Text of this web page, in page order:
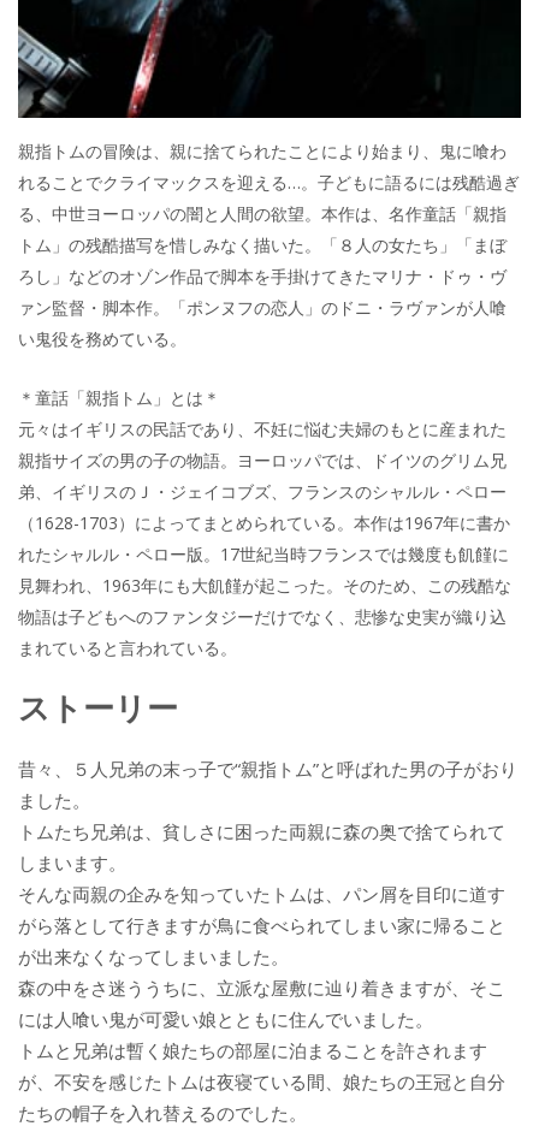
親指トムの冒険は、親に捨てられたことにより始まり、鬼に喰わ
れることでクライマックスを迎える…。子どもに語るには残酷過ぎ
る、中世ヨーロッパの闇と人間の欲望。本作は、名作童話「親指
トム」の残酷描写を惜しみなく描いた。「８人の女たち」「まぼ
ろし」などのオゾン作品で脚本を手掛けてきたマリナ・ドゥ・ヴ
ァン監督・脚本作。「ポンヌフの恋人」のドニ・ラヴァンが人喰
い鬼役を務めている。
＊童話「親指トム」とは＊
元々はイギリスの民話であり、不妊に悩む夫婦のもとに産まれた
親指サイズの男の子の物語。ヨーロッパでは、ドイツのグリム兄
弟、イギリスのＪ・ジェイコブズ、フランスのシャルル・ペロー
（1628-1703）によってまとめられている。本作は1967年に書か
れたシャルル・ペロー版。17世紀当時フランスでは幾度も飢饉に
見舞われ、1963年にも大飢饉が起こった。そのため、この残酷な
物語は子どもへのファンタジーだけでなく、悲惨な史実が織り込
まれていると言われている。
ストーリー
昔々、５人兄弟の末っ子で“親指トム”と呼ばれた男の子がおり
ました。
トムたち兄弟は、貧しさに困った両親に森の奥で捨てられて
しまいます。
そんな両親の企みを知っていたトムは、パン屑を目印に道す
がら落として行きますが鳥に食べられてしまい家に帰ること
が出来なくなってしまいました。
森の中をさ迷ううちに、立派な屋敷に辿り着きますが、そこ
には人喰い鬼が可愛い娘とともに住んでいました。
トムと兄弟は暫く娘たちの部屋に泊まることを許されます
が、不安を感じたトムは夜寝ている間、娘たちの王冠と自分
たちの帽子を入れ替えるのでした。